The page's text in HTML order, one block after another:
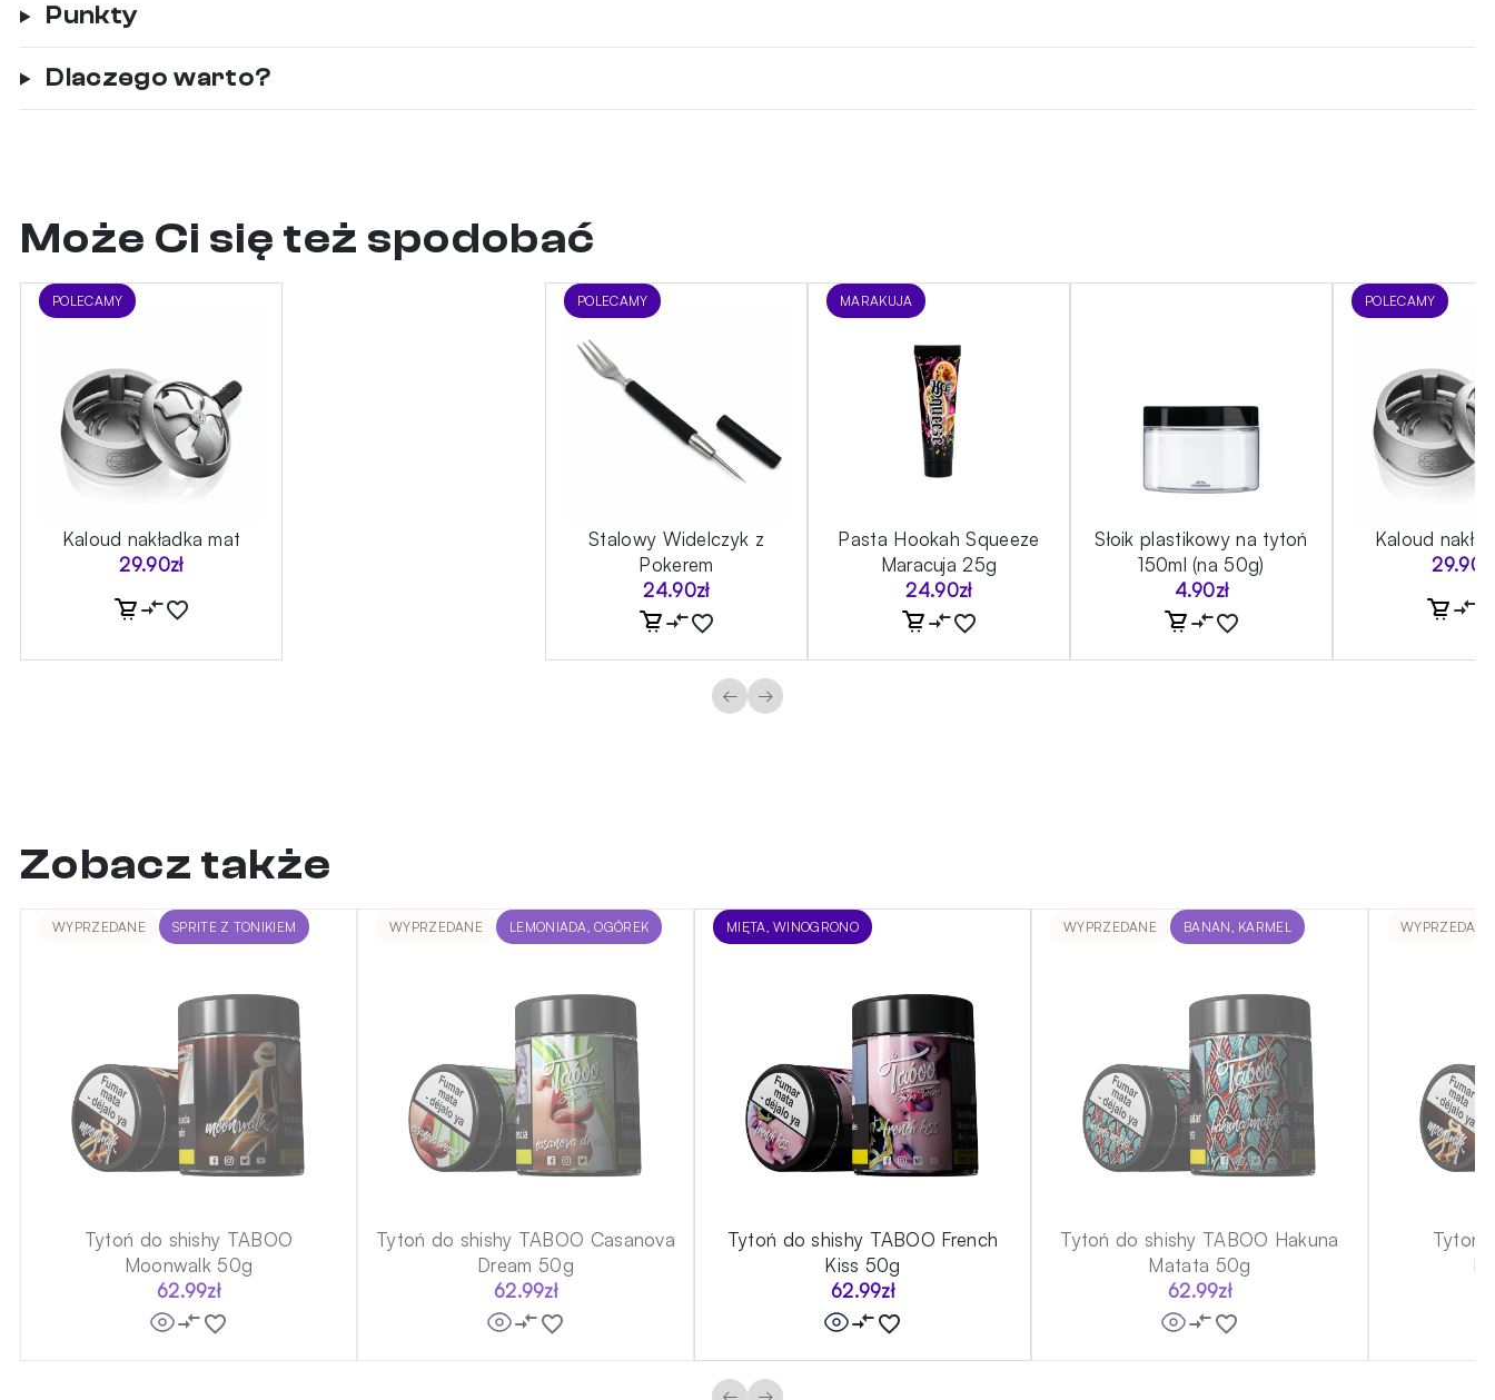
Punkty
Dlaczego warto?
Może Ci się też spodobać
POLECAMY
Kaloud nakładka mat
29.90zł
POLECAMY
Stalowy Widelczyk z
Pokerem
24.90zł
MARAKUJA
Pasta Hookah Squeeze
Maracuja 25g
24.90zł
Słoik plastikowy na tytoń
150ml (na 50g)
4.90zł
POLECAMY
Kaloud
29.90
← →
Zobacz także
WYPRZEDANE SPRITE Z TONIKIEM
Tytoń do shishy TABOO
Moonwalk 50g
62.99zł
WYPRZEDANE LEMONIADA, OGÓREK
Tytoń do shishy TABOO Casanova
Dream 50g
62.99zł
MIĘTA, WINOGRONO
Tytoń do shishy TABOO French
Kiss 50g
62.99zł
WYPRZEDANE BANAN, KARMEL
Tytoń do shishy TABOO Hakuna
Matata 50g
62.99zł
WYPRZEDANE
Tytoń